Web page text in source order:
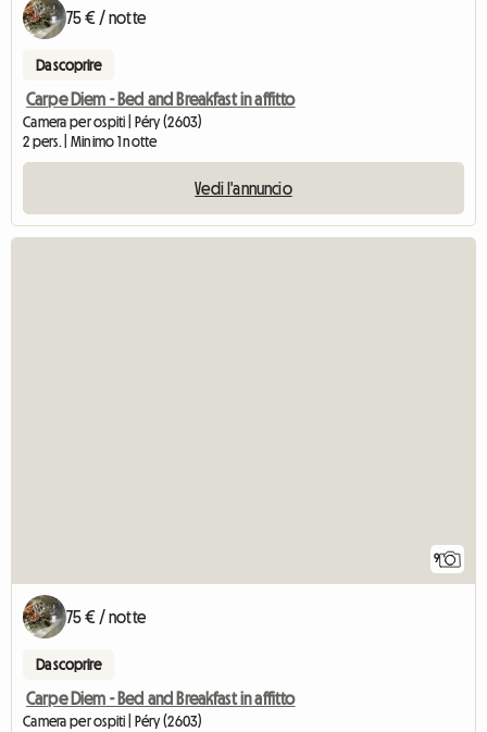
75 € / notte
Da scoprire
Carpe Diem - Bed and Breakfast in affitto
Camera per ospiti | Péry (2603)
2 pers. | Minimo 1 notte
Vedi l'annuncio
9
75 € / notte
Da scoprire
Carpe Diem - Bed and Breakfast in affitto
Camera per ospiti | Péry (2603)